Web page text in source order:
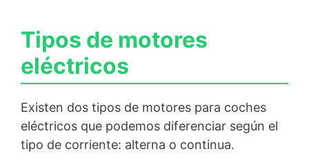
Tipos de motores
eléctricos
Existen dos tipos de motores para coches
eléctricos que podemos diferenciar según el
tipo de corriente: alterna o continua.